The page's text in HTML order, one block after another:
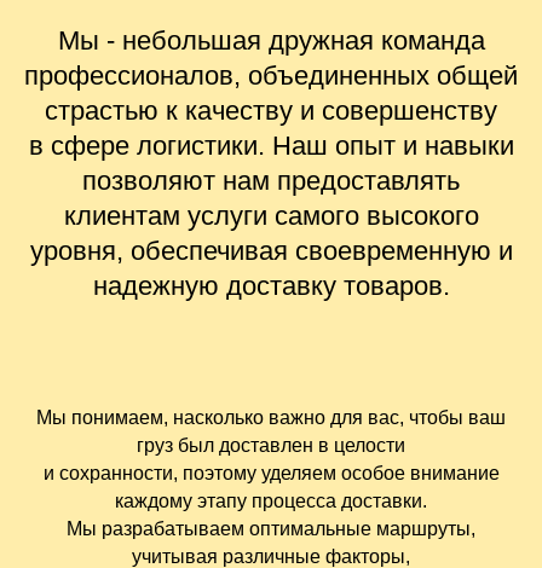
Мы - небольшая дружная команда
профессионалов, объединенных общей
страстью к качеству и совершенству
в сфере логистики. Наш опыт и навыки
позволяют нам предоставлять
клиентам услуги самого высокого
уровня, обеспечивая своевременную и
надежную доставку товаров.
Мы понимаем, насколько важно для вас, чтобы ваш
груз был доставлен в целости
и сохранности, поэтому уделяем особое внимание
каждому этапу процесса доставки.
Мы разрабатываем оптимальные маршруты,
учитывая различные факторы,